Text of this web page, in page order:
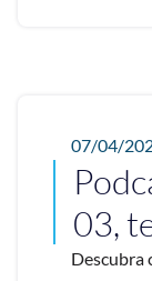
07/04/
03,
Descubra